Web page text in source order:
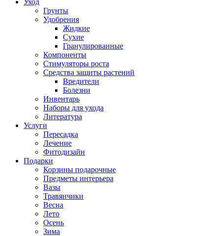
Грунты
Удобрения
Жидкие
Сухие
Гранулированные
Компоненты
Стимуляторы роста
Средства защиты растений
Вредители
Болезни
Инвентарь
Наборы для ухода
Литература
Услуги
Пересадка
Лечение
Фитодизайн
Подарки
Корзины подарочные
Предметы интерьера
Вазы
Травянчики
Весна
Лето
Осень
Зима